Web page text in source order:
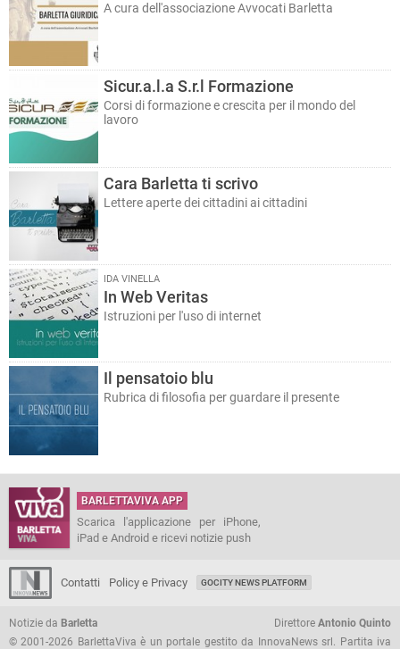
A cura dell'associazione Avvocati Barletta
Sicur.a.l.a S.r.l Formazione
Corsi di formazione e crescita per il mondo del
lavoro
Cara Barletta ti scrivo
Lettere aperte dei cittadini ai cittadini
IDA VINELLA
In Web Veritas
Istruzioni per l'uso di internet
Il pensatoio blu
Rubrica di filosofia per guardare il presente
BARLETTAVIVA APP
Scarica l'applicazione per iPhone,
iPad e Android e ricevi notizie push
Contatti Policy e Privacy GOCITY NEWS PLATFORM
Notizie da Barletta Direttore Antonio Quinto
© 2001-2026 BarlettaViva è un portale gestito da InnovaNews srl. Partita iva